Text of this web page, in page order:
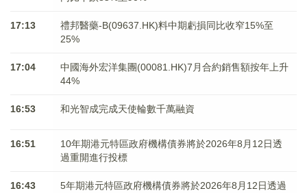
17:13
禮邦醫藥-B(09637.HK)料中期虧損同比收窄15%至
25%
17:04
中國海外宏洋集團(00081.HK)7月合約銷售額按年上升
44%
16:53 和光智成完成天使輪數千萬融資
16:51
10年期港元特區政府機構債券將於2026年8月12日透
過重開進行投標
16:43
5年期港元特區政府機構債券將於2026年8月12日透過